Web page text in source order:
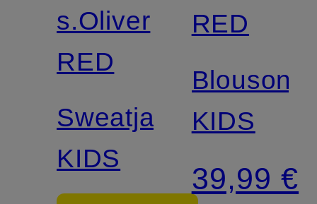
s.Oliver
RED
Sweatjacke
KIDS
RED
Blouson
KIDS
39,99 €